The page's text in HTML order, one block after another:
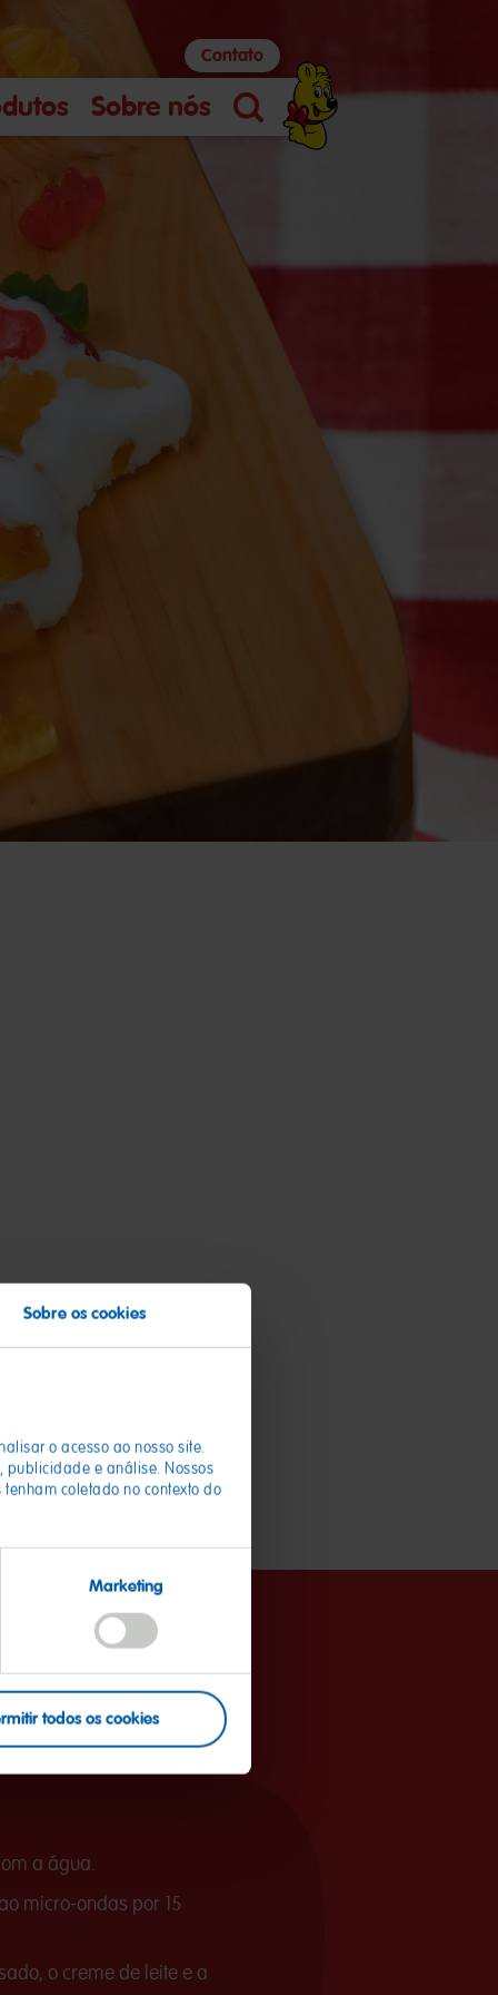
Sobre os cookies
o acesso ao nosso site.
publicidade e análise. Nossos
coletado no contexto do
Marketing
todos os cookies
Sobre nós
Pesquisa
Contato
a água.
micro-ondas por 15
o creme de leite e a